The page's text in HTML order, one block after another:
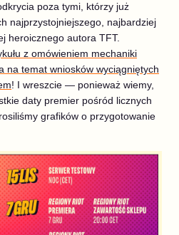
poza tymi, którzy już
najprzystojniejszego, najbardziej
heroicznego autora TFT.
z omówieniem mechaniki
na temat wniosków wyciągniętych
! I wreszcie — ponieważ wiemy,
daty premier pośród licznych
grafików o przygotowanie